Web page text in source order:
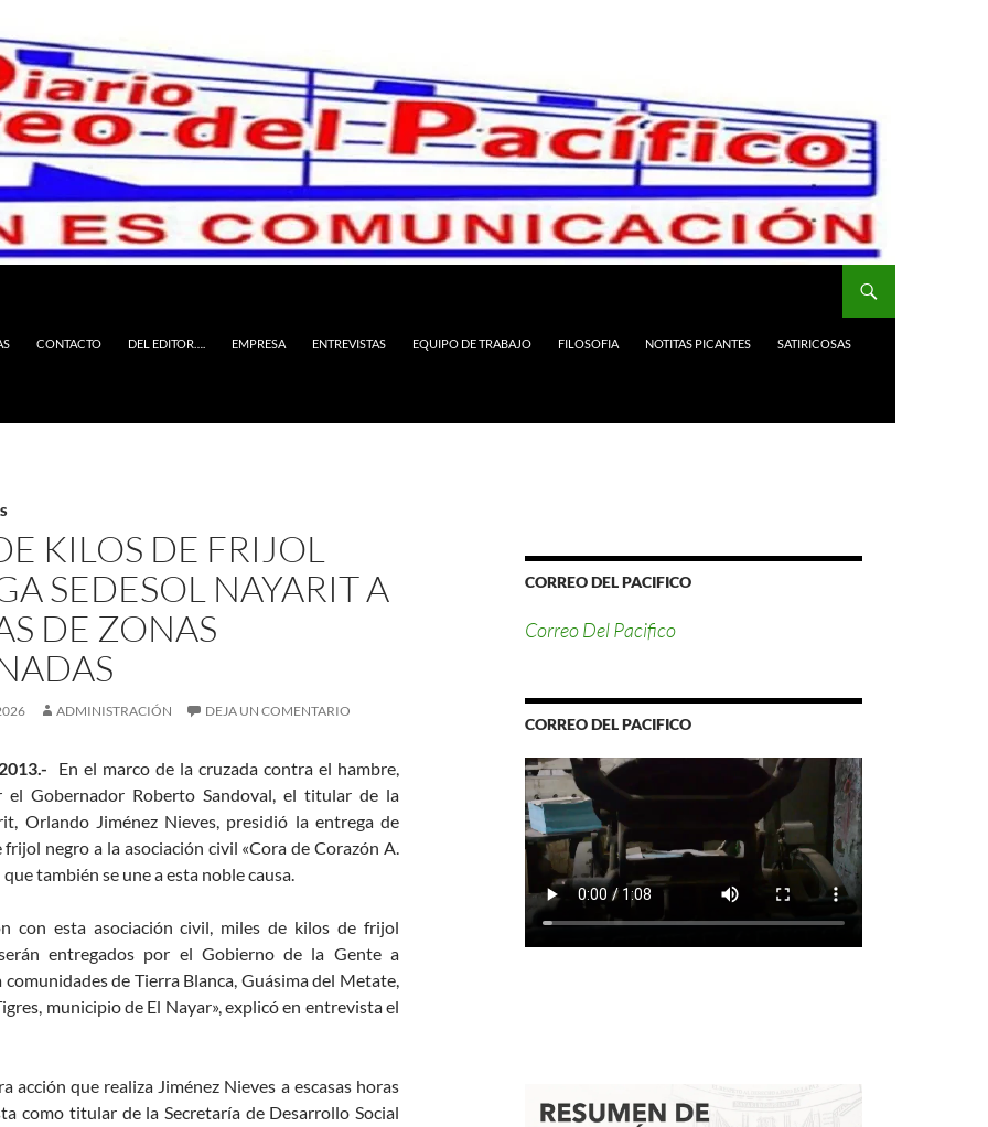
CONTACTO DEL EDITOR…. EMPRESA ENTREVISTAS EQUIPO DE TRABAJO FILOSOFIA NOTITAS PICANTES SATIRICOSAS
KILOS DE FRIJOL
SEDESOL NAYARIT A
DE ZONAS
ADMINISTRACIÓN DEJA UN COMENTARIO
En el marco de la cruzada contra el hambre,
el Gobernador Roberto Sandoval, el titular de la
Orlando Jiménez Nieves, presidió la entrega de
frijol negro a la asociación civil «Cora de Corazón A.
que también se une a esta noble causa.
con esta asociación civil, miles de kilos de frijol
entregados por el Gobierno de la Gente a
comunidades de Tierra Blanca, Guásima del Metate,
municipio de El Nayar», explicó en entrevista el
acción que realiza Jiménez Nieves a escasas horas
como titular de la Secretaría de Desarrollo Social
CORREO DEL PACIFICO
Correo Del Pacifico
CORREO DEL PACIFICO